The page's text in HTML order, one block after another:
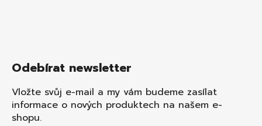
Odebírat newsletter
Vložte svůj e-mail a my vám budeme zasílat
informace o nových produktech na našem e-
shopu.